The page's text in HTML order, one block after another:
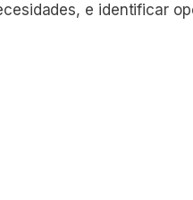
e identificar